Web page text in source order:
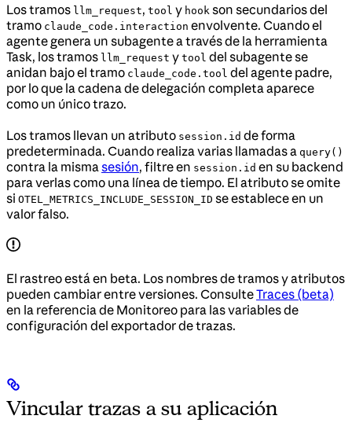
Los tramos llm_request, tool y hook son secundarios del
tramo claude_code.interaction envolvente. Cuando el
agente genera un subagente a través de la herramienta
Task, los tramos llm_request y tool del subagente se
anidan bajo el tramo claude_code.tool del agente padre,
por lo que la cadena de delegación completa aparece
como un único trazo.
Los tramos llevan un atributo session.id de forma
predeterminada. Cuando realiza varias llamadas a query()
contra la misma sesión, filtre en session.id en su backend
para verlas como una línea de tiempo. El atributo se omite
si OTEL_METRICS_INCLUDE_SESSION_ID se establece en un
valor falso.
El rastreo está en beta. Los nombres de tramos y atributos
pueden cambiar entre versiones. ConsulteTraces (beta)
en la referencia de Monitoreo para las variables de
configuración del exportador de trazas.
Vincular trazas a su aplicación